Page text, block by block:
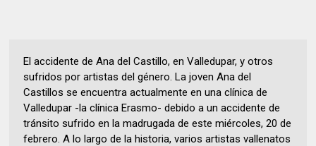
El accidente de Ana del Castillo, en Valledupar, y otros
sufridos por artistas del género. La joven Ana del
Castillos se encuentra actualmente en una clínica de
Valledupar -la clínica Erasmo- debido a un accidente de
tránsito sufrido en la madrugada de este miércoles, 20 de
febrero. A lo largo de la historia, varios artistas vallenatos